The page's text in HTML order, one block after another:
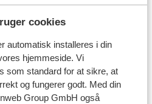
cookies
automatisk installeres i din
hjemmeside. Vi
som standard for at sikre, at
og fungerer godt. Med din
Group GmbH også
400 meter
ca. 400 meter
ca. 400 meter
250 meter